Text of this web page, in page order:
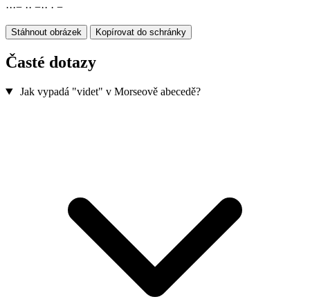
···− ·· −·· · −
Stáhnout obrázek Kopírovat do schránky
Časté dotazy
Jak vypadá "videt" v Morseově abecedě?